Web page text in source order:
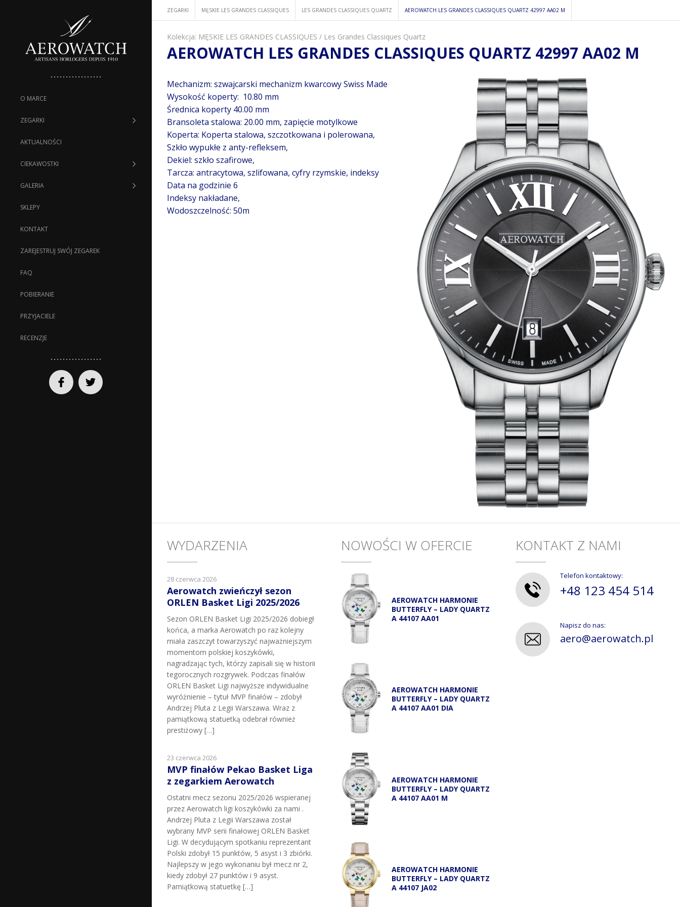
O MARCE
ZEGARKI
AKTUALNOŚCI
CIEKAWOSTKI
GALERIA
SKLEPY
KONTAKT
ZAREJESTRUJ SWÓJ ZEGAREK
FAQ
POBIERANIE
PRZYJACIELE
RECENZJE
ZEGARKI MĘSKIE LES GRANDES CLASSIQUES LES GRANDES CLASSIQUES QUARTZ AEROWATCH LES GRANDES CLASSIQUES QUARTZ 42997 AA02 M
Kolekcja: MĘSKIE LES GRANDES CLASSIQUES / Les Grandes Classiques Quartz
AEROWATCH LES GRANDES CLASSIQUES QUARTZ 42997 AA02 M
Mechanizm: szwajcarski mechanizm kwarcowy Swiss Made
Wysokość koperty: 10.80 mm
Średnica koperty 40.00 mm
Bransoleta stalowa: 20.00 mm, zapięcie motylkowe
Koperta: Koperta stalowa, szczotkowana i polerowana,
Szkło wypukłe z anty-refleksem,
Dekiel: szkło szafirowe,
Tarcza: antracytowa, szlifowana, cyfry rzymskie, indeksy
Data na godzinie 6
Indeksy nakładane,
Wodoszczelność: 50m
WYDARZENIA
28 czerwca 2026
Aerowatch zwieńczył sezon
ORLEN Basket Ligi 2025/2026
Sezon ORLEN Basket Ligi 2025/2026 dobiegł
końca, a marka Aerowatch po raz kolejny
miała zaszczyt towarzyszyć najważniejszym
momentom polskiej koszykówki,
nagradzając tych, którzy zapisali się w historii
tegorocznych rozgrywek. Podczas finałów
ORLEN Basket Ligi najwyższe indywidualne
wyróżnienie – tytuł MVP finałów – zdobył
Andrzej Pluta z Legii Warszawa. Wraz z
pamiątkową statuetką odebrał również
prestiżowy […]
23 czerwca 2026
MVP finałów Pekao Basket Liga
z zegarkiem Aerowatch
Ostatni mecz sezonu 2025/2026 wspieranej
przez Aerowatch ligi koszykówki za nami .
Andrzej Pluta z Legii Warszawa został
wybrany MVP serii finałowej ORLEN Basket
Ligi. W decydującym spotkaniu reprezentant
Polski zdobył 15 punktów, 5 asyst i 3 zbiórki.
Najlepszy w jego wykonaniu był mecz nr 2,
kiedy zdobył 27 punktów i 9 asyst.
Pamiątkową statuetkę […]
NOWOŚCI W OFERCIE
AEROWATCH HARMONIE
BUTTERFLY – LADY QUARTZ
A 44107 AA01
AEROWATCH HARMONIE
BUTTERFLY – LADY QUARTZ
A 44107 AA01 DIA
AEROWATCH HARMONIE
BUTTERFLY – LADY QUARTZ
A 44107 AA01 M
AEROWATCH HARMONIE
BUTTERFLY – LADY QUARTZ
A 44107 JA02
KONTAKT Z NAMI
Telefon kontaktowy:
+48 123 454 514
Napisz do nas:
aero@aerowatch.pl